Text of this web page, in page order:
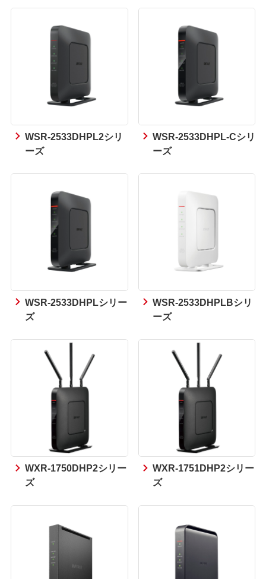
WSR-2533DHPL2シリ
ーズ
WSR-2533DHPL-Cシリ
ーズ
WSR-2533DHPLシリー
ズ
WSR-2533DHPLBシリ
ーズ
WXR-1750DHP2シリー
ズ
WXR-1751DHP2シリー
ズ